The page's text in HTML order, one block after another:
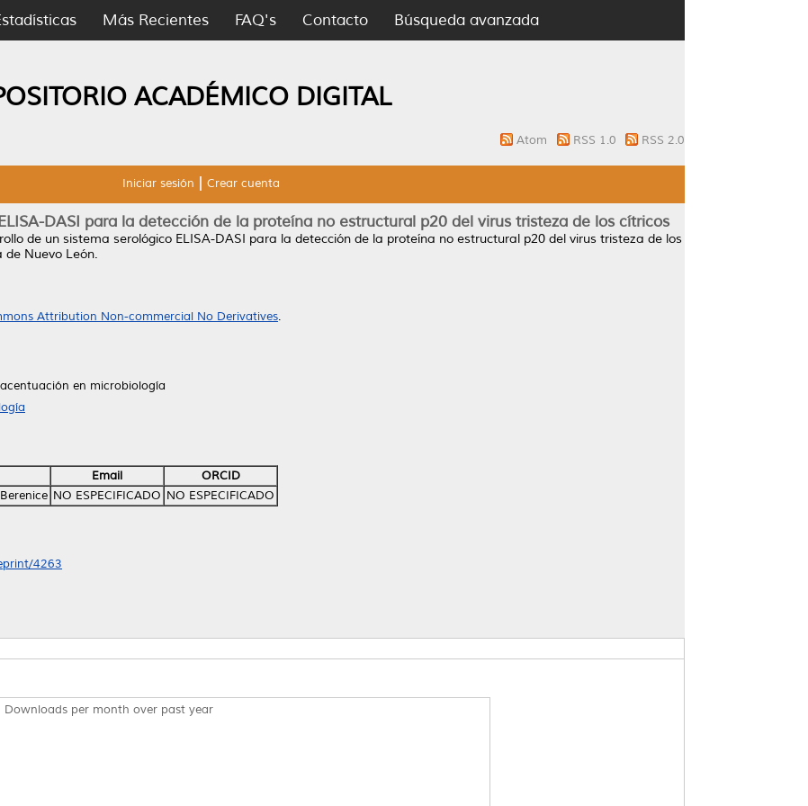
Más Recientes FAQ's Contacto Búsqueda avanzada
ACADÉMICO DIGITAL
Atom RSS 1.0 RSS 2.0
Iniciar sesión Crear cuenta
DASI para la detección de la proteína no estructural p20 del virus tristeza de los cítricos
de un sistema serológico ELISA-DASI para la detección de la proteína no estructural p20 del virus tristeza de los
Nuevo León.
Attribution Non-commercial No Derivatives.
en microbiología
Email
ORCID
NO ESPECIFICADO NO ESPECIFICADO
4263
Downloads per month over past year